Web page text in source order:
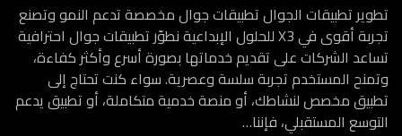
تطوير تطبيقات الجوال تطبيقات جوال مخصصة تدعم النمو وتصنع
تجربة أقوى في X3 للحلول الإبداعية نطوّر تطبيقات جوال احترافية
تساعد الشركات على تقديم خدماتها بصورة أسرع وأكثر كفاءة،
وتمنح المستخدم تجربة سلسة وعصرية. سواء كنت تحتاج إلى
تطبيق مخصص لنشاطك، أو منصة خدمية متكاملة، أو تطبيق يدعم
التوسع المستقبلي، فإننا…